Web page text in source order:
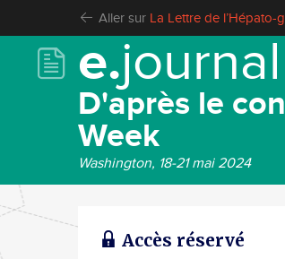
Aller sur La Lettre de
e.journal
D'après le
Week
Washington, 18-21 mai 2024
Accès réservé